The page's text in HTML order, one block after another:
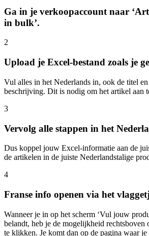
Ga in je verkoopaccount naar
in bulk’.
2
Upload je Excel-bestand zoals je
Vul alles in het Nederlands in, ook de titel
beschrijving. Dit is nodig om het artikel aan
3
Vervolg alle stappen in het
Dus koppel jouw Excel-informatie aan de
de artikelen in de juiste Nederlandstalige
4
Franse info openen via het
Wanneer je in op het scherm ‘Vul jouw
belandt, heb je de mogelijkheid rechtsboven
te klikken. Je komt dan op de pagina waar je